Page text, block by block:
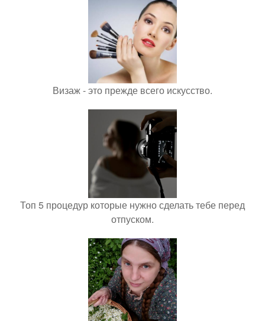
Визаж - это прежде всего искусство.
Топ 5 процедур которые нужно сделать тебе перед
отпуском.